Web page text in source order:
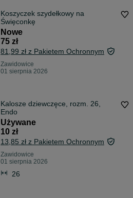
Koszyczek szydełkowy na
Święconkę
Nowe
75 zł
81,99 zł z Pakietem Ochronnym
Zawidowice
01 sierpnia 2026
Kalosze dziewczęce, rozm. 26,
Endo
Używane
10 zł
13,85 zł z Pakietem Ochronnym
Zawidowice
01 sierpnia 2026
26